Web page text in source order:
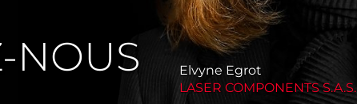
NOUS
Elvyne Egrot
LASER COMPONENTS S.A.S.